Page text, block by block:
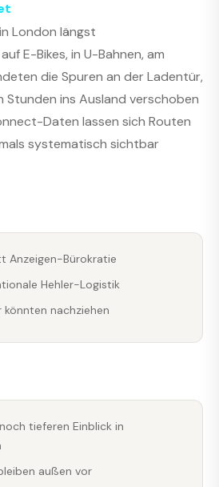
London längst
E-Bikes, in U-Bahnen, am
die Spuren an der Ladentür,
Stunden ins Ausland verschoben
Daten lassen sich Routen
systematisch sichtbar
Anzeigen-Bürokratie
Hehler-Logistik
könnten nachziehen
tieferen Einblick in
außen vor